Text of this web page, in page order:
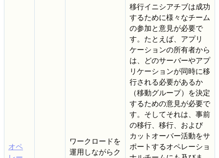
オペ
ワークロードを
運用しながらク
移行イニシアチブは成功
するために様々なチーム
の参加と意見が必要で
す。たとえば、アプリ
ケーションの所有者から
は、どのサーバーやアプ
リケーションが同時に移
行される必要があるか
（移動グループ）を決定
するための意見が必要で
す。そしてそれは、事前
の移行、移行、および
カットオーバー活動をサ
ポートするオペレーショ